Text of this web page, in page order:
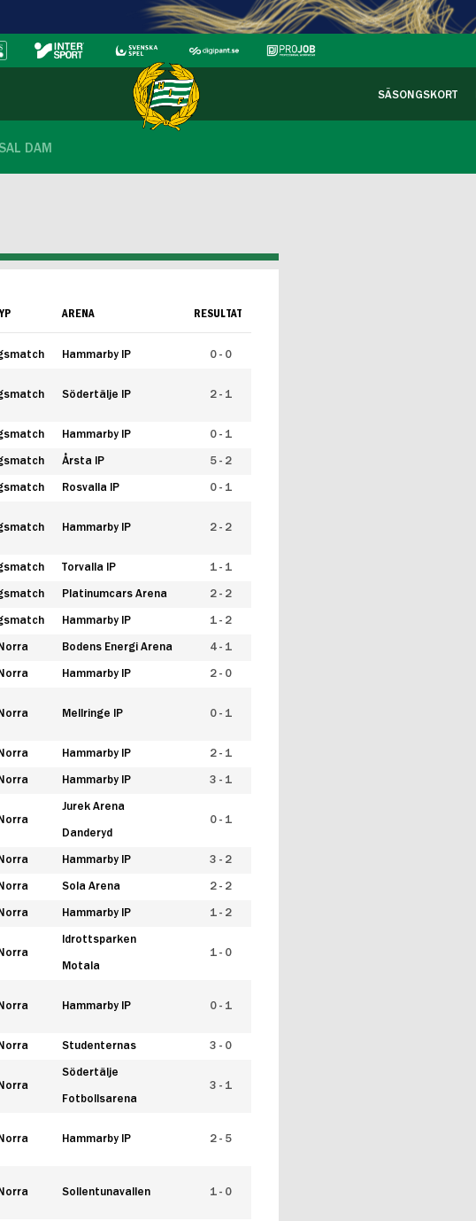
SÄSONGSKORT
DAM
ARENA RESULTAT
Hammarby IP 0 - 0
Södertälje IP 2 - 1
Hammarby IP 0 - 1
Årsta IP 5 - 2
Rosvalla IP 0 - 1
Hammarby IP 2 - 2
Torvalla IP 1 - 1
Platinumcars Arena 2 - 2
Hammarby IP 1 - 2
Bodens Energi Arena 4 - 1
Hammarby IP 2 - 0
Mellringe IP 0 - 1
Hammarby IP 2 - 1
Hammarby IP 3 - 1
Jurek Arena
Danderyd
0 - 1
Hammarby IP 3 - 2
Sola Arena 2 - 2
Hammarby IP 1 - 2
Idrottsparken
Motala
1 - 0
Hammarby IP 0 - 1
Studenternas 3 - 0
Södertälje
Fotbollsarena
3 - 1
Hammarby IP 2 - 5
Sollentunavallen 1 - 0